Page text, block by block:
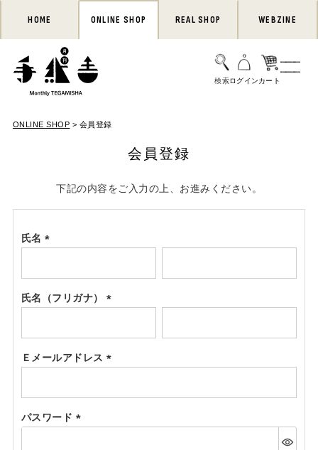
HOME ONLINE SHOP REAL SHOP WEBZINE
ONLINE SHOP 会員登録
会員登録
下記の内容をご入力の上、お進みください。
氏名
須)
氏名（フリガナ）
須)
Ｅメールアドレス
須)
パスワード